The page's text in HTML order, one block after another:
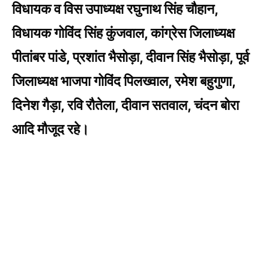
विधायक व विस उपाध्यक्ष रघुनाथ सिंह चौहान,
विधायक गोविंद सिंह कुंजवाल, कांग्रेस जिलाध्यक्ष
पीतांबर पांडे, प्रशांत भैसोड़ा, दीवान सिंह भैसोड़ा, पूर्व
जिलाध्यक्ष भाजपा गोविंद पिलख्वाल, रमेश बहुगुणा,
दिनेश गैड़ा, रवि रौतेला, दीवान सतवाल, चंदन बोरा
आदि मौजूद रहे।